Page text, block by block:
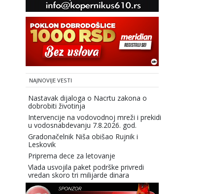
NAJNOVIJE VESTI
Nastavak dijaloga o Nacrtu zakona o
dobrobiti životinja
Intervencije na vodovodnoj mreži i prekidi
u vodosnabdevanju 7.8.2026. god.
Gradonačelnik Niša obišao Rujnik i
Leskovik
Priprema dece za letovanje
Vlada usvojila paket podrške privredi
vredan skoro tri milijarde dinara